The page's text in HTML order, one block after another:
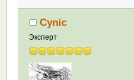
Cynic
Эксперт